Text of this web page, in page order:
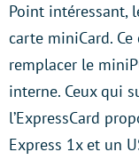
Point intéressant,
carte miniCard.
remplacer le
interne. Ceux qui
l’ExpressCard
Express 1x et un